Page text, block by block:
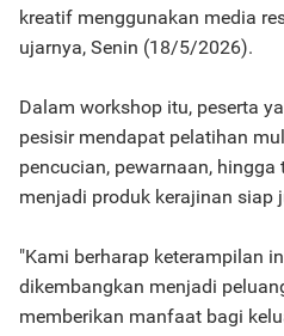
kreatif menggunakan media
ujarnya, Senin (18/5/2026).
Dalam workshop itu, peserta
pesisir mendapat pelatihan
pencucian, pewarnaan,
menjadi produk kerajinan siap
"Kami berharap keterampilan
dikembangkan menjadi
memberikan manfaat bagi